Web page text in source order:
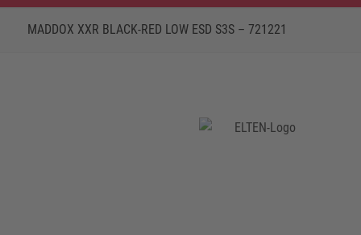
MADDOX XXR BLACK-RED LOW ESD S3S – 721221